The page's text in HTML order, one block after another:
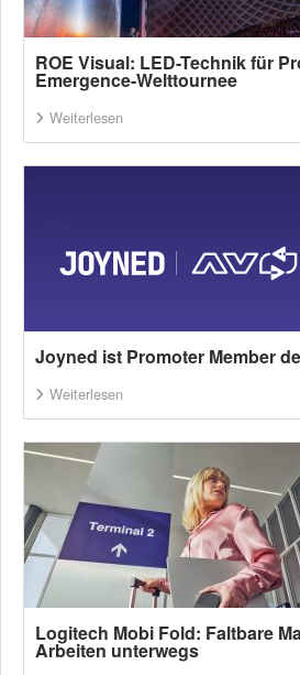
ROE Visual: LED-Technik für
Emergence-Welttournee
Weiterlesen
Joyned ist Promoter Member
Weiterlesen
Logitech Mobi Fold: Faltbare
Arbeiten unterwegs